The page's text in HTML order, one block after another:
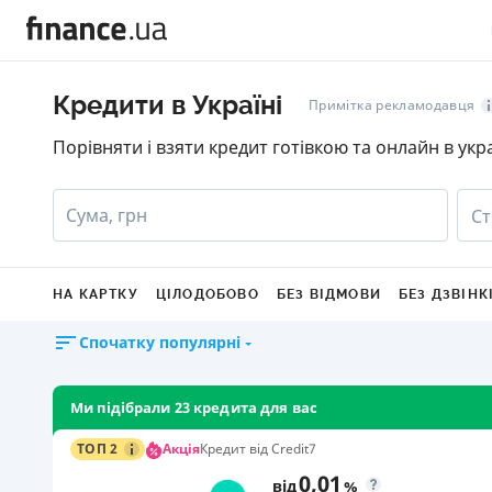
Кредити в Україні Примітка рекламодавця
Порівняти і взяти кредит готівкою та онлайн в
Сума, грн
НА КАРТКУ ЦІЛОДОБОВО БЕЗ ВІДМОВИ БЕЗ
Спочатку популярні
Ми підібрали 23 кредита для вас
ТОП 2 АкціяКредит від Credit7
від0,01 %